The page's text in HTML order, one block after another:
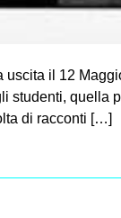
il 12
studenti, quella
di racconti […]